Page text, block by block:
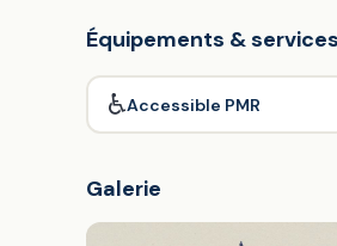
Équipements & services
♿Accessible PMR
Galerie